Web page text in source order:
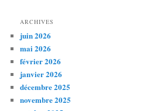
ARCHIVES
juin 2026
mai 2026
février 2026
janvier 2026
décembre 2025
novembre 2025